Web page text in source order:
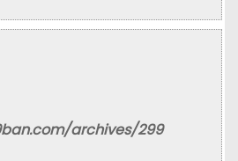
archives/299